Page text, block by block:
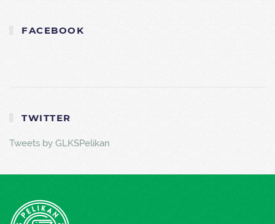
FACEBOOK
TWITTER
Tweets by GLKSPelikan